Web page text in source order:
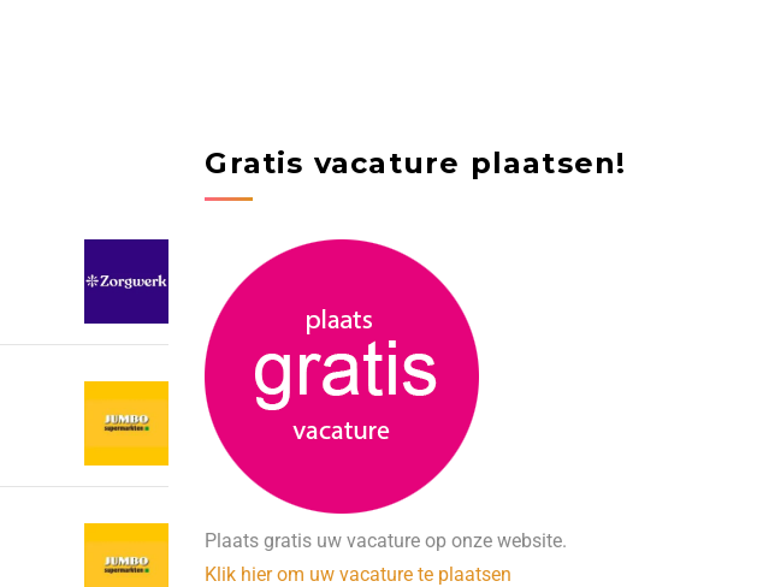
Gratis vacature plaatsen!
Plaats gratis uw vacature op onze website.
Klik hier om uw vacature te plaatsen